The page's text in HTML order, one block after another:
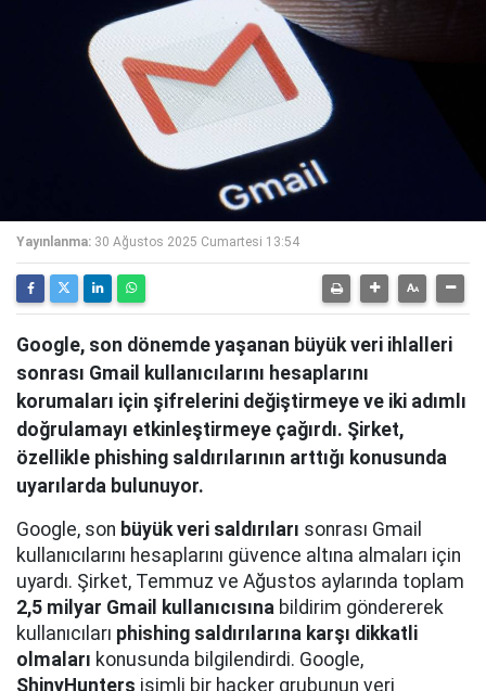
Yayınlanma: 30 Ağustos 2025 Cumartesi 13:54
Google, son dönemde yaşanan büyük veri ihlalleri
sonrası Gmail kullanıcılarını hesaplarını
korumaları için şifrelerini değiştirmeye ve iki adımlı
doğrulamayı etkinleştirmeye çağırdı. Şirket,
özellikle phishing saldırılarının arttığı konusunda
uyarılarda bulunuyor.
Google, son büyük veri saldırıları sonrası Gmail
kullanıcılarını hesaplarını güvence altına almaları için
uyardı. Şirket, Temmuz ve Ağustos aylarında toplam
2,5 milyar Gmail kullanıcısına bildirim göndererek
kullanıcıları phishing saldırılarına karşı dikkatli
olmaları konusunda bilgilendirdi. Google,
ShinyHunters isimli bir hacker grubunun veri